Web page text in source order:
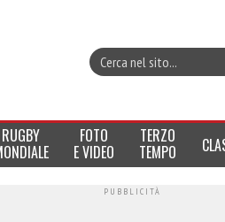
RUGBY FOTO
E VIDEO
TERZO
TEMPO